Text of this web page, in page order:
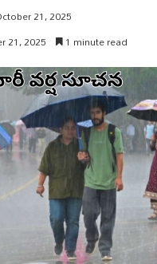
21, 2025
21, 2025
1 minute read